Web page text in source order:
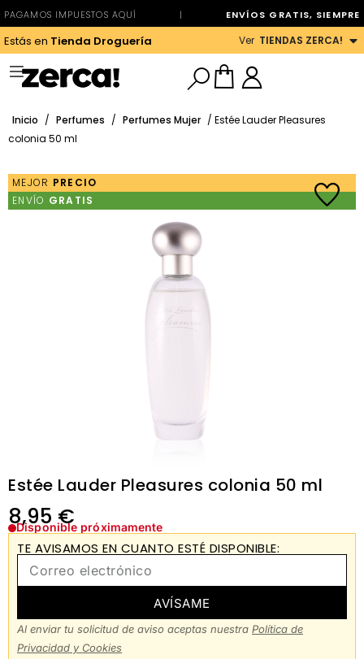
PAGAMOS IMPUESTOS AQUÍ | ENVÍOS GRATIS, SIEMPRE
Estás en Tienda Droguería Ver TIENDAS ZERCA!
Inicio / Perfumes / Perfumes Mujer / Estée Lauder Pleasures
colonia 50 ml
MEJOR PRECIO
ENVÍO GRATIS
Estée Lauder Pleasures colonia 50 ml
8,95€
Disponible próximamente
TE AVISAMOS EN CUANTO ESTÉ DISPONIBLE:
AVÍSAME
Al enviar tu solicitud de aviso aceptas nuestra Política de
Privacidad y Cookies